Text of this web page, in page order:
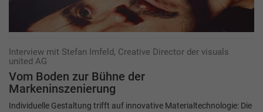
Interview mit Stefan Imfeld, Creative Director der visuals
united AG
Vom Boden zur Bühne der
Markeninszenierung
Individuelle Gestaltung trifft auf innovative Materialtechnologie: Die